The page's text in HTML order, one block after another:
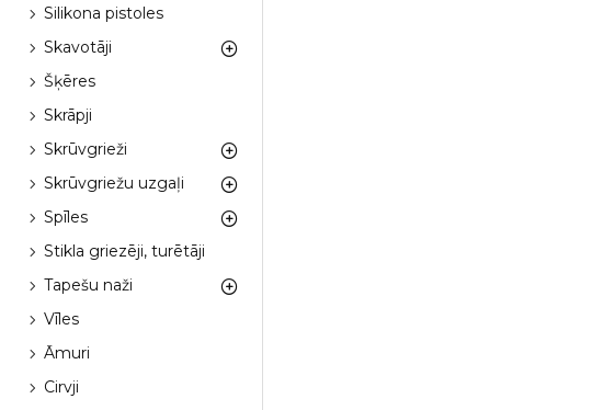
Silikona pistoles
Skavotāji
Šķēres
Skrāpji
Skrūvgrieži
Skrūvgriežu uzgaļi
Spīles
Stikla griezēji, turētāji
Tapešu naži
Vīles
Āmuri
Cirvji